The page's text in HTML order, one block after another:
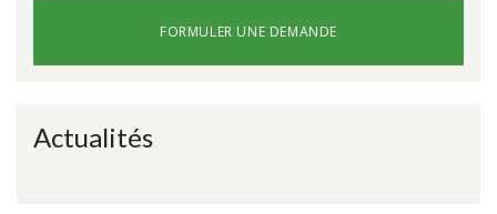
FORMULER UNE DEMANDE
Actualités